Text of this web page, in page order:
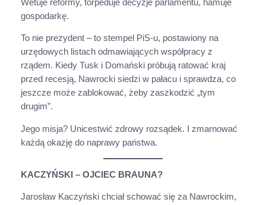
Wetuje reformy, torpeduje decyzje parlamentu, hamuje
gospodarkę.
To nie prezydent – to stempel PiS-u, postawiony na
urzędowych listach odmawiających współpracy z
rządem. Kiedy Tusk i Domański próbują ratować kraj
przed recesją, Nawrocki siedzi w pałacu i sprawdza, co
jeszcze może zablokować, żeby zaszkodzić „tym
drugim”.
Jego misja? Unicestwić zdrowy rozsądek. I zmarnować
każdą okazję do naprawy państwa.
KACZYŃSKI – OJCIEC BRAUNA?
Jarosław Kaczyński chciał schować się za Nawrockim,